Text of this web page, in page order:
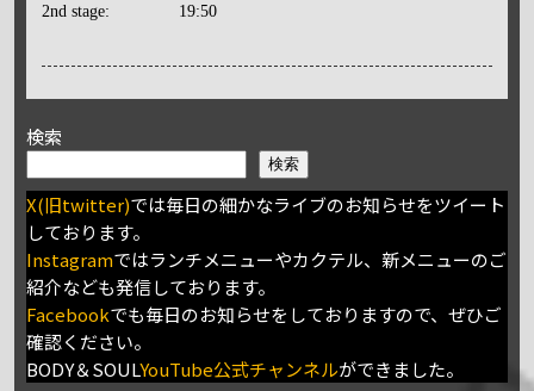
2nd stage: 19:50
検索
検索
X(旧twitter)では毎日の細かなライブのお知らせをツイート
しております。
Instagramではランチメニューやカクテル、新メニューのご
紹介なども発信しております。
Facebookでも毎日のお知らせをしておりますので、ぜひご
確認ください。
BODY＆SOULYouTube公式チャンネルができました。